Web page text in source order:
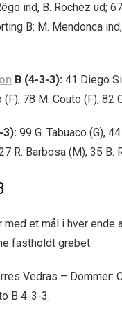
ind, B. Rochez ud;
B: M. Mendonca
B (4-3-3): 41 Diego
(F), 78 M. Couto (F),
3): 99 G. Tabuaco (G),
R. Barbosa (M), 35 B.
med et mål i hver
fastholdt grebet.
Vedras –
B 4-3-3.